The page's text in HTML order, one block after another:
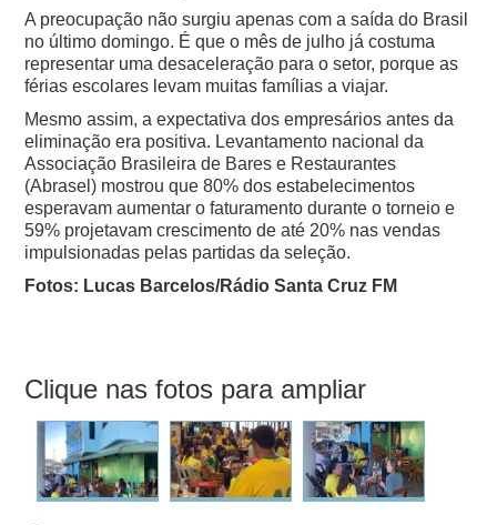
A preocupação não surgiu apenas com a saída do Brasil
no último domingo. É que o mês de julho já costuma
representar uma desaceleração para o setor, porque as
férias escolares levam muitas famílias a viajar.
Mesmo assim, a expectativa dos empresários antes da
eliminação era positiva. Levantamento nacional da
Associação Brasileira de Bares e Restaurantes
(Abrasel) mostrou que 80% dos estabelecimentos
esperavam aumentar o faturamento durante o torneio e
59% projetavam crescimento de até 20% nas vendas
impulsionadas pelas partidas da seleção.
Fotos: Lucas Barcelos/Rádio Santa Cruz FM
Clique nas fotos para ampliar